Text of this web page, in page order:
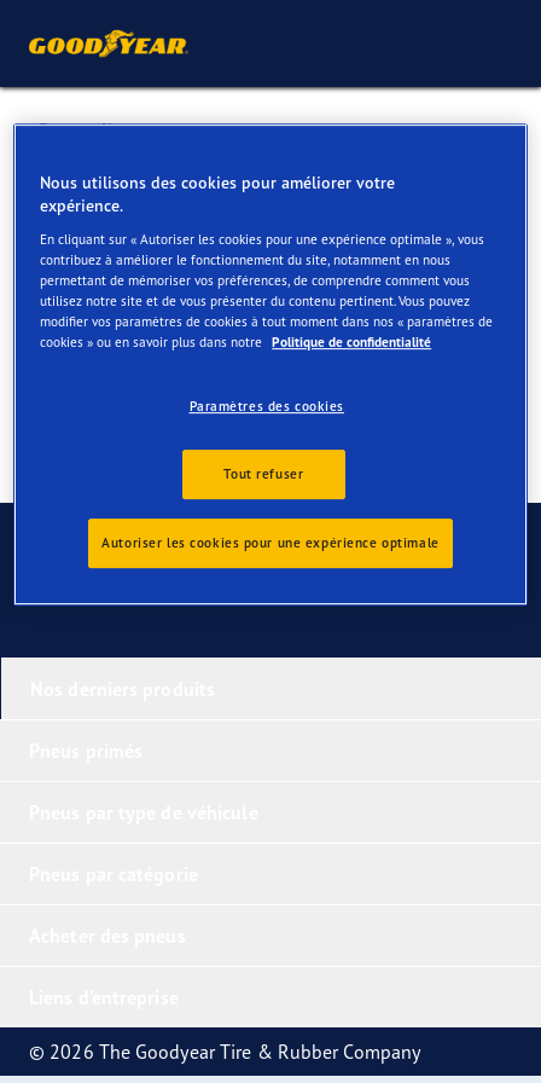
Retour liste
COLLIGNON GARAGE
Services disponibles en ligne et en magasin
Contact Services
Contactez-nous
© 2026 The Goodyear Tire & Rubber Company
Nous utilisons des cookies pour améliorer votre
expérience.
En cliquant sur « Autoriser les cookies pour une expérience optimale », vous
contribuez à améliorer le fonctionnement du site, notamment en nous
permettant de mémoriser vos préférences, de comprendre comment vous
utilisez notre site et de vous présenter du contenu pertinent. Vous pouvez
modifier vos paramètres de cookies à tout moment dans nos « paramètres de
cookies » ou en savoir plus dans notre Politique de confidentialité
Paramètres des cookies
Tout refuser
Autoriser les cookies pour une expérience optimale